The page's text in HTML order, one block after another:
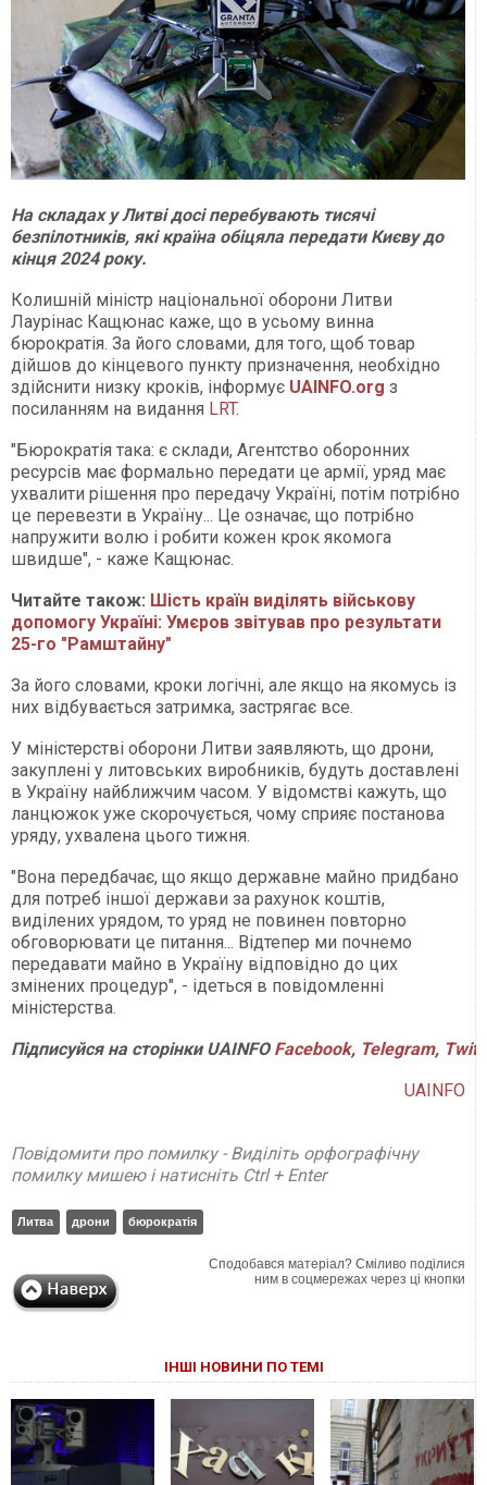
На складах у Литві досі перебувають тисячі
безпілотників, які країна обіцяла передати Києву до
кінця 2024 року.
Колишній міністр національної оборони Литви
Лаурінас Кащюнас каже, що в усьому винна
бюрократія. За його словами, для того, щоб товар
дійшов до кінцевого пункту призначення, необхідно
здійснити низку кроків, інформує UAINFO.org з
посиланням на видання LRT.
"Бюрократія така: є склади, Агентство оборонних
ресурсів має формально передати це армії, уряд має
ухвалити рішення про передачу Україні, потім потрібно
це перевезти в Україну... Це означає, що потрібно
напружити волю і робити кожен крок якомога
швидше", - каже Кащюнас.
Читайте також: Шість країн виділять військову
допомогу Україні: Умєров звітував про результати
25-го "Рамштайну"
За його словами, кроки логічні, але якщо на якомусь із
них відбувається затримка, застрягає все.
У міністерстві оборони Литви заявляють, що дрони,
закуплені у литовських виробників, будуть доставлені
в Україну найближчим часом. У відомстві кажуть, що
ланцюжок уже скорочується, чому сприяє постанова
уряду, ухвалена цього тижня.
"Вона передбачає, що якщо державне майно придбано
для потреб іншої держави за рахунок коштів,
виділених урядом, то уряд не повинен повторно
обговорювати це питання... Відтепер ми почнемо
передавати майно в Україну відповідно до цих
змінених процедур", - ідеться в повідомленні
міністерства.
ПідписуйсянасторінкиUAINFO Facebook, Telegram,
UAINFO
Повідомити про помилку - Виділіть орфографічну
помилку мишею і натисніть Ctrl + Enter
Литва дрони бюрократія
Сподобався матеріал? Сміливо поділися
ним в соцмережах через ці кнопки
ІНШІ НОВИНИ ПО ТЕМІ